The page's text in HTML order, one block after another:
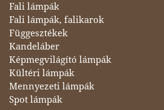
Fali lámpák
Fali lámpák, falikarok
Függesztékek
Kandeláber
Képmegvilágító lámpák
Kültéri lámpák
Mennyezeti lámpák
Spot lámpák